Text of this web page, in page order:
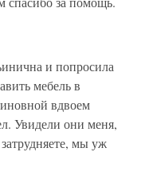
и попросила
мебель в
вдвоем
Увидели они меня,
мы уж